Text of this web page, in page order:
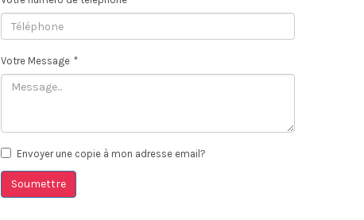
Votre Message *
Envoyer une copie à mon adresse email?
Soumettre